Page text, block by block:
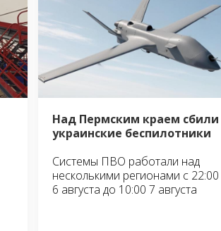
Над Пермским краем сбили
украинские беспилотники
Системы ПВО работали над
несколькими регионами с 22:00
6 августа до 10:00 7 августа